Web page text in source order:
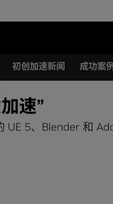
初创加速新闻 成功案例
速”
UE 5、Blender 和